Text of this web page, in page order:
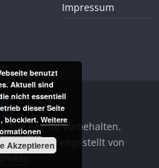
Impressum
. Alle Rechte vorbehalten.
Bereitgestellt von
benutzt
Aktuell sind
nicht essentiell
dieser Seite
blockiert.Weitere
Akzeptieren